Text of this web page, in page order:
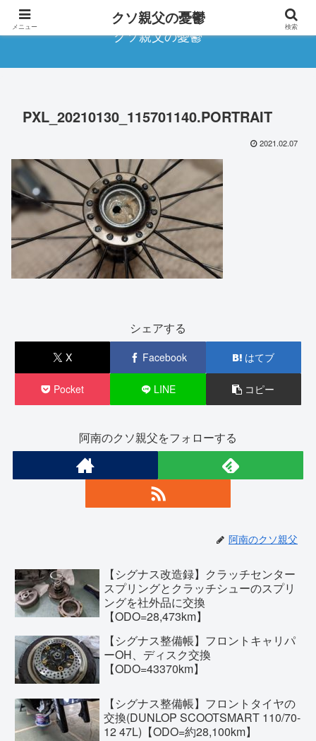
クソ親父の憂鬱
PXL_20210130_115701140.PORTRAIT
2021.02.07
シェアする
X Facebook はてブ
Pocket LINE コピー
阿南のクソ親父をフォローする
阿南のクソ親父
【シグナス改造録】クラッチセンター
スプリングとクラッチシューのスプリ
ングを社外品に交換
【ODO=28,473km】
【シグナス整備帳】フロントキャリパ
ーOH、ディスク交換
【ODO=43370km】
【シグナス整備帳】フロントタイヤの
交換(DUNLOP SCOOTSMART 110/70-
12 47L)【ODO=約28,100km】
メニュー クソ親父の憂鬱 検索